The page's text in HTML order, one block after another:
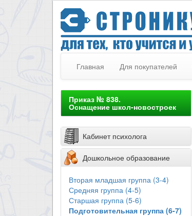
Главная Для покупателей
Приказ № 838.
Оснащение школ-новостроек
Кабинет психолога
Дошкольное образование
Вторая младшая группа (3-4)
Средняя группа (4-5)
Старшая группа (5-6)
Подготовительная группа (6-7)